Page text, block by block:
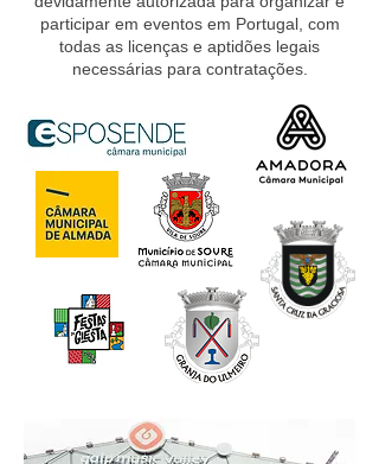
participar em eventos em Portugal, com
todas as licenças e aptidões legais
necessárias para contratações.